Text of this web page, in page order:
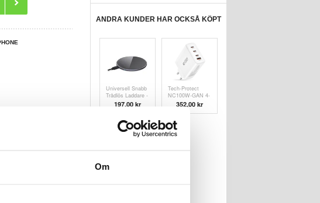
Om
ANDRA KUNDER HAR OCKSÅ KÖPT
Universell Snabb
Trådlös Laddare -
15W - Svart
197,00 kr
Tech-Protect
NC100W-GAN 4-
Ports
Nätverksladdare
100W - 3xUSB-
C, USB-A - Vit
352,00 kr
Xiaomi 15